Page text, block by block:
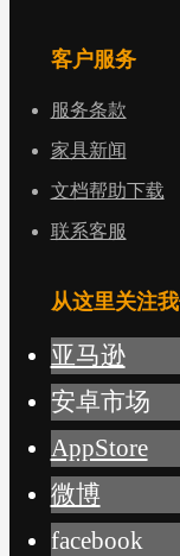
客户服务
服务条款
家具新闻
文档帮助下载
联系客服
从这里关注
亚马逊
安卓市场
AppStore
微博
facebook